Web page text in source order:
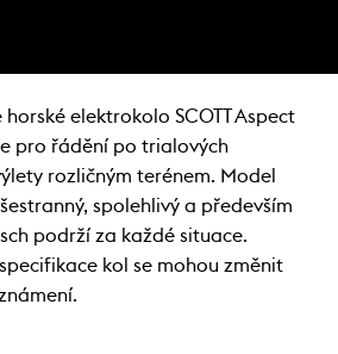
elektrokolo SCOTT Aspect
pro řádění po trialových
rozličným terénem. Model
spolehlivý a především
podrží za každé situace.
kol se mohou změnit